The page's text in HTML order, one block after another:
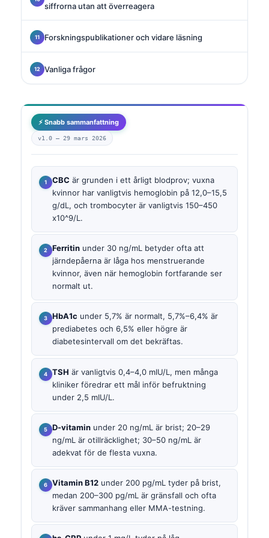
siffrorna utan att överreagera
Forskningspublikationer och vidare läsning
Vanliga frågor
⚡ Snabb sammanfattning
v1.0 — 29 mars 2026
CBC är grunden i ett årligt blodprov; vuxna
kvinnor har vanligtvis hemoglobin på 12,0–15,5
g/dL, och trombocyter är vanligtvis 150–450
x10^9/L.
Ferritin under 30 ng/mL betyder ofta att
järndepåerna är låga hos menstruerande
kvinnor, även när hemoglobin fortfarande ser
normalt ut.
HbA1c under 5,7% är normalt, 5,7%–6,4% är
prediabetes och 6,5% eller högre är
diabetesintervall om det bekräftas.
TSH är vanligtvis 0,4–4,0 mIU/L, men många
kliniker föredrar ett mål inför befruktning
under 2,5 mIU/L.
D-vitamin under 20 ng/mL är brist; 20–29
ng/mL är otillräcklighet; 30–50 ng/mL är
adekvat för de flesta vuxna.
Vitamin B12 under 200 pg/mL tyder på brist,
medan 200–300 pg/mL är gränsfall och ofta
kräver sammanhang eller MMA-testning.